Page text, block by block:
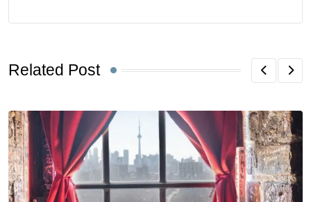
Related Post